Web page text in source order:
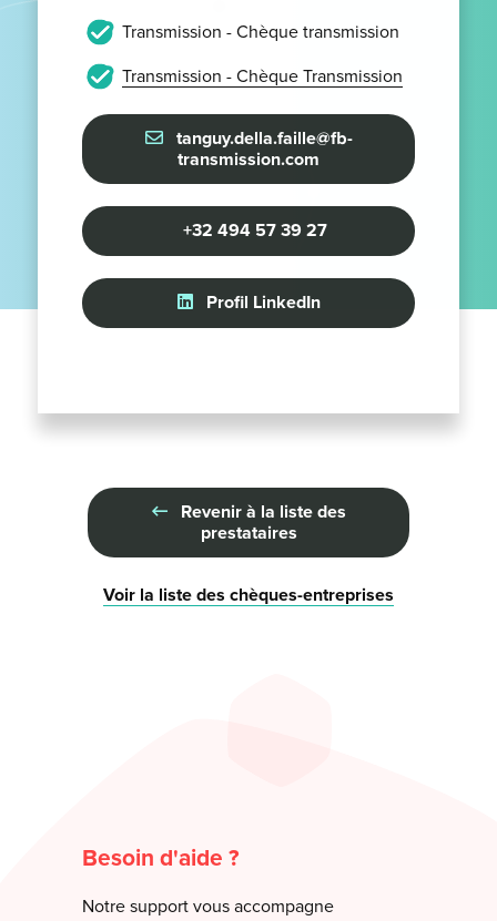
Transmission - Chèque transmission
Transmission - Chèque Transmission
tanguy.della.faille@fb-
transmission.com
+32 494 57 39 27
Profil LinkedIn
Revenir à la liste des
prestataires
Voir la liste des chèques-entreprises
Besoin d'aide ?
Notre support vous accompagne